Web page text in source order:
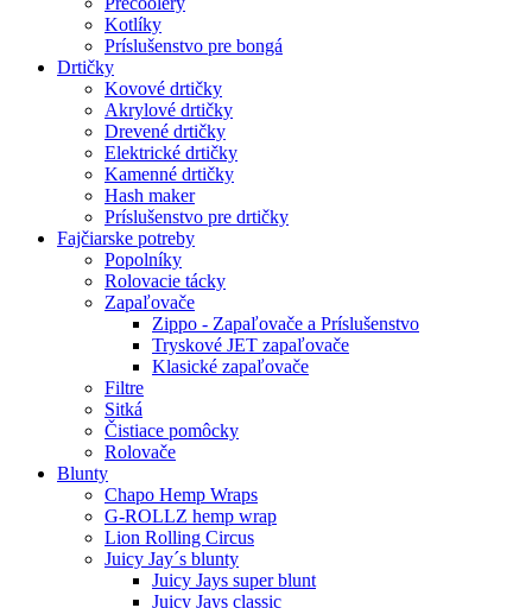
Kotlíky
Príslušenstvo pre bongá
Drtičky
Kovové drtičky
Akrylové drtičky
Drevené drtičky
Elektrické drtičky
Kamenné drtičky
Hash maker
Príslušenstvo pre drtičky
Fajčiarske potreby
Popolníky
Rolovacie tácky
Zapaľovače
Zippo - Zapaľovače a Príslušenstvo
Tryskové JET zapaľovače
Klasické zapaľovače
Filtre
Sitká
Čistiace pomôcky
Rolovače
Blunty
Chapo Hemp Wraps
G-ROLLZ hemp wrap
Lion Rolling Circus
Juicy Jay´s blunty
Juicy Jays super blunt
Juicy Jays classic